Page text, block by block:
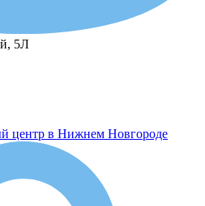
5Л
центр в Нижнем Новгороде